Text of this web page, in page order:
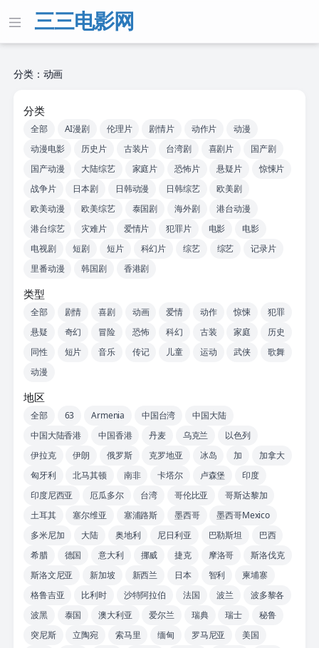
三三电影网
分类：动画
分类
全部 AI漫剧 伦理片 剧情片 动作片
动漫
动漫电影
历史片 古装片 台湾剧 喜剧片
国产剧
国产动漫
大陆综艺 家庭片 恐怖片 悬疑片
惊悚片
战争片
日本剧 日韩动漫 日韩综艺
欧美剧
欧美动漫
欧美综艺 泰国剧 海外剧
港台动漫
港台综艺
灾难片 爱情片 犯罪片 电影
电影
电视剧
短剧 短片 科幻片 综艺 综艺
记录片
里番动漫
韩国剧 香港剧
类型
全部 剧情 喜剧 动画 爱情 动作 惊悚
犯罪
悬疑
奇幻 冒险 恐怖 科幻 古装 家庭
历史
同性
短片 音乐 传记 儿童 运动 武侠
歌舞
动漫
地区
全部 63 Armenia 中国台湾
中国大陆
中国大陆香港
中国香港 丹麦 乌克兰
以色列
伊拉克
伊朗 俄罗斯 克罗地亚 冰岛 加
加拿大
匈牙利
北马其顿 南非 卡塔尔 卢森堡
印度
印度尼西亚
厄瓜多尔 台湾 哥伦比亚
哥斯达黎加
土耳其
塞尔维亚 塞浦路斯 墨西哥
墨西哥Mexico
多米尼加
大陆 奥地利 尼日利亚 巴勒斯坦
巴西
希腊
德国 意大利 挪威 捷克 摩洛哥
斯洛伐克
斯洛文尼亚
新加坡 新西兰 日本 智利
柬埔寨
格鲁吉亚
比利时 沙特阿拉伯 法国 波兰
波多黎各
波黑
泰国 澳大利亚 爱尔兰 瑞典 瑞士
秘鲁
突尼斯
立陶宛 索马里 缅甸 罗马尼亚
美国